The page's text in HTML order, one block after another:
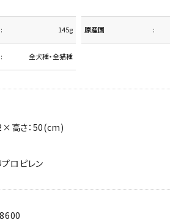
145g 原産国
全犬種・全猫種
高さ：50(cm)
プロピレン